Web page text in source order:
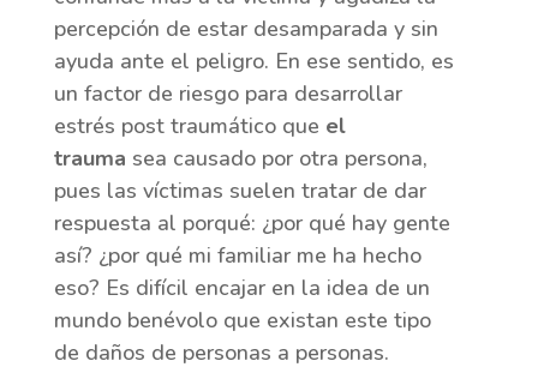
percepción de estar desamparada y sin
ayuda ante el peligro. En ese sentido, es
un factor de riesgo para desarrollar
estrés post traumático que el
trauma sea causado por otra persona,
pues las víctimas suelen tratar de dar
respuesta al porqué: ¿por qué hay gente
así? ¿por qué mi familiar me ha hecho
eso? Es difícil encajar en la idea de un
mundo benévolo que existan este tipo
de daños de personas a personas.